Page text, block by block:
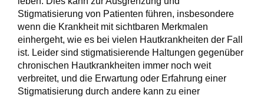
Stigmatisierung von Patienten führen, insbesondere
wenn die Krankheit mitsichtbaren Merkmalen
einhergeht, wie es bei vielen Hautkrankheiten der Fall
ist. Leider sind stigmatisierende Haltungen gegenüber
chronischen Hautkrankheiten immer noch weit
verbreitet, und die Erwartung oder Erfahrung einer
Stigmatisierung durch andere kann zu einer